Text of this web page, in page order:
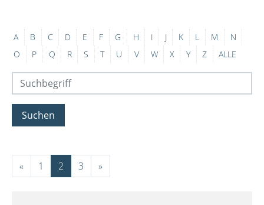
A B C D E F G H I J K L M
N
O
P Q R S T U V W X Y Z ALLE
Suchen
« 1 2 3 »